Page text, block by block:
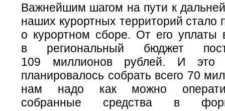
Важнейшим шагом на пути к
наших курортных территорий стало
о курортном сборе. От его уплаты
в региональный бюджет
109 миллионов рублей. И
планировалось собрать всего 70
нам надо как можно
собранные средства в